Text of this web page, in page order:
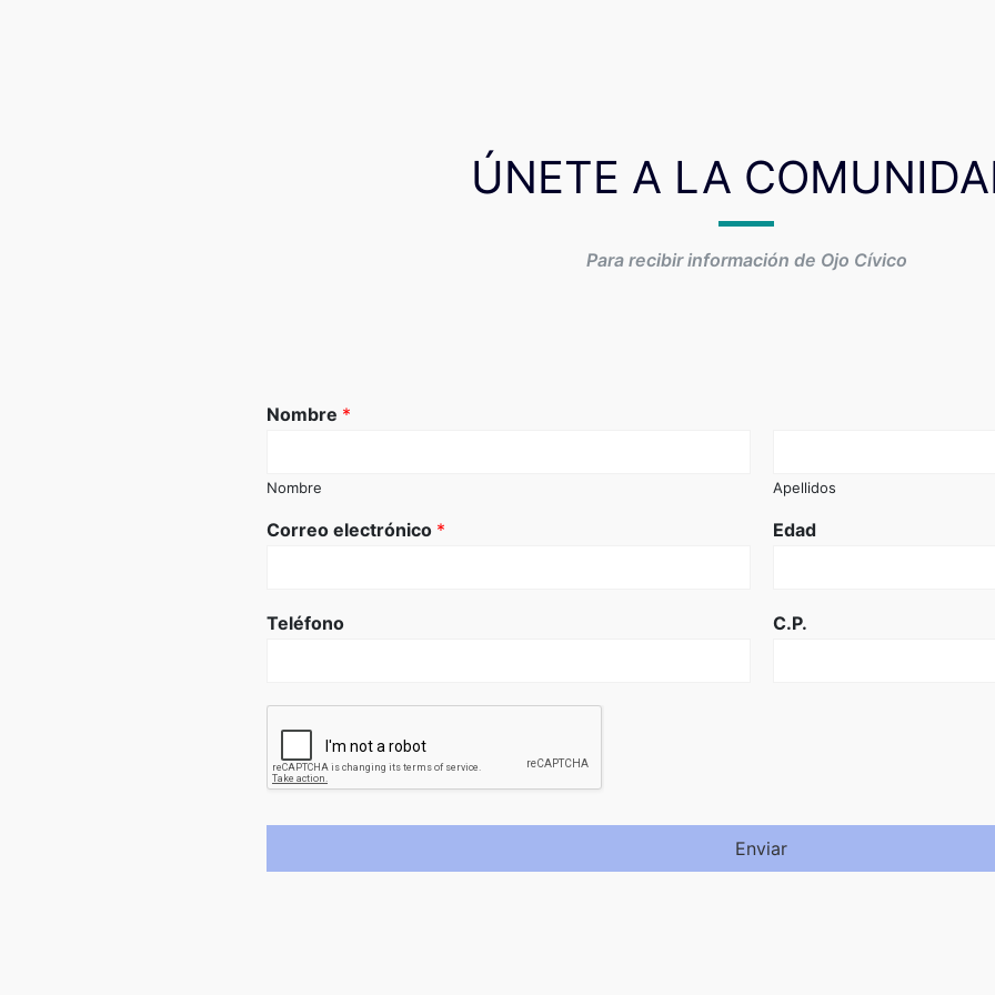
ÚNETE A LA
Para recibir información de Ojo Cívico
Nombre *
Nombre Apellidos
Correo electrónico * Edad
Teléfono C.P.
Enviar